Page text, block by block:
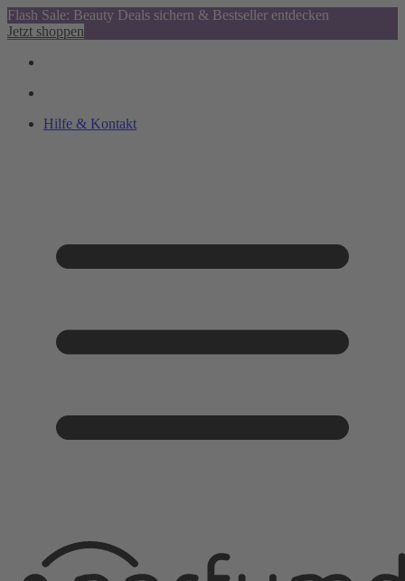
Flash Sale: Beauty Deals sichern & Bestseller entdecken
Jetzt shoppen
Hilfe & Kontakt